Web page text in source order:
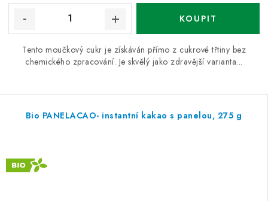
Tento moučkový cukr je získáván přímo z cukrové třtiny bez
chemického zpracování. Je skvělý jako zdravější varianta...
Bio PANELACAO- instantní kakao s panelou, 275 g